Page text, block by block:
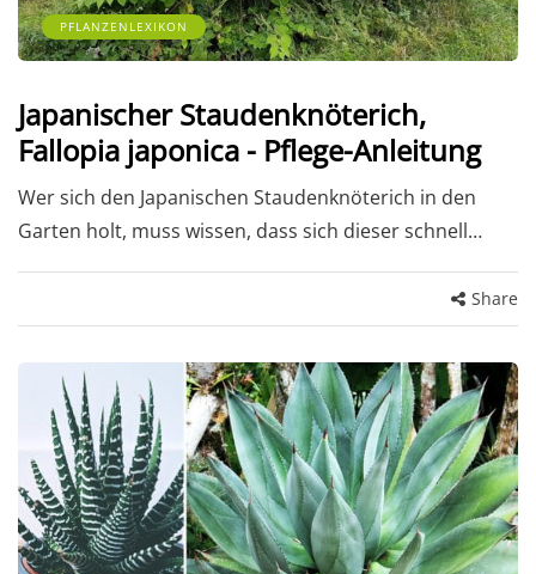
PFLANZENLEXIKON
Japanischer Staudenknöterich,
Fallopia japonica - Pflege-Anleitung
Wer sich den Japanischen Staudenknöterich in den
Garten holt, muss wissen, dass sich dieser schnell…
Share